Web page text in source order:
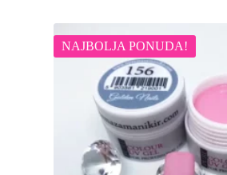
NAJBOLJA PONUDA!